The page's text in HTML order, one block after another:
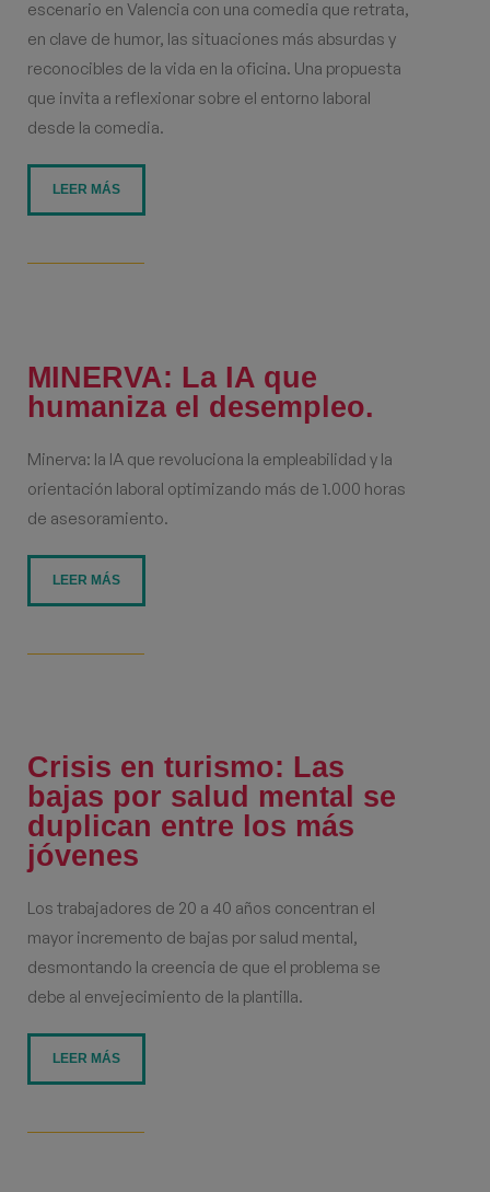
escenario en Valencia con una comedia que retrata,
en clave de humor, las situaciones más absurdas y
reconocibles de la vida en la oficina. Una propuesta
que invita a reflexionar sobre el entorno laboral
desde la comedia.
LEER MÁS
MINERVA: La IA que
humaniza el desempleo.
Minerva: la IA que revoluciona la empleabilidad y la
orientación laboral optimizando más de 1.000 horas
de asesoramiento.
LEER MÁS
Crisis en turismo: Las
bajas por salud mental se
duplican entre los más
jóvenes
Los trabajadores de 20 a 40 años concentran el
mayor incremento de bajas por salud mental,
desmontando la creencia de que el problema se
debe al envejecimiento de la plantilla.
LEER MÁS